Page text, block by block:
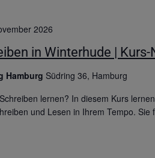
in Winterhude | Kurs-
2026
Hamburg Südring 36, Hamburg
lernen? In diesem Kurs
und Lesen in Ihrem Tempo.